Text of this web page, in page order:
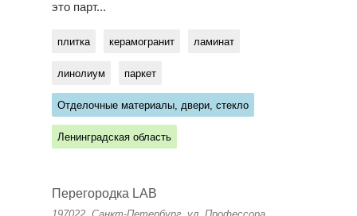
это парт...
плитка керамогранит ламинат
линолиум паркет
Отделочные материалы, двери, стекло
Ленинградская область
Перегородка LAB